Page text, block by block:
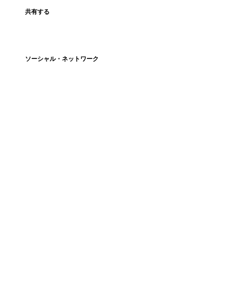
共有する
ソーシャル・ネットワーク